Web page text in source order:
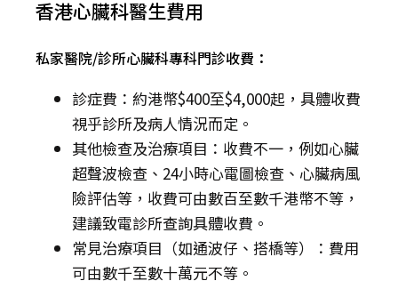
香港心臟科醫生費用
私家醫院/診所心臟科專科門診收費：
診症費：約港幣$400至$4,000起，具體收費
視乎診所及病人情況而定。
其他檢查及治療項目：收費不一，例如心臟
超聲波檢查、24小時心電圖檢查、心臟病風
險評估等，收費可由數百至數千港幣不等，
建議致電診所查詢具體收費。
常見治療項目（如通波仔、搭橋等）：費用
可由數千至數十萬元不等。